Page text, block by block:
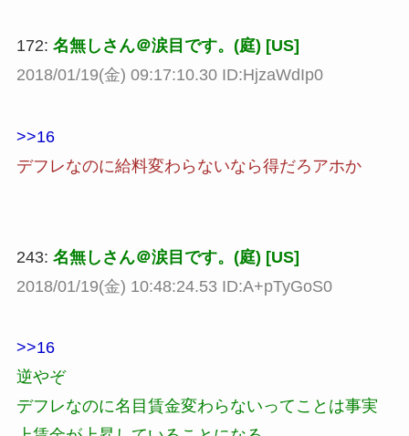
172: 名無しさん＠涙目です。(庭) [US]
2018/01/19(金) 09:17:10.30 ID:HjzaWdIp0
>>16
デフレなのに給料変わらないなら得だろアホか
243: 名無しさん＠涙目です。(庭) [US]
2018/01/19(金) 10:48:24.53 ID:A+pTyGoS0
>>16
逆やぞ
デフレなのに名目賃金変わらないってことは事実